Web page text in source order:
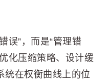
误”，而是“管理错
化压缩策略、设计缓
统在权衡曲线上的位